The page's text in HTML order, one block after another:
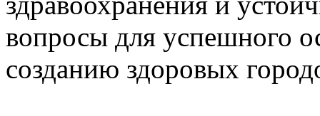
вопросы для успешного
созданию здоровых